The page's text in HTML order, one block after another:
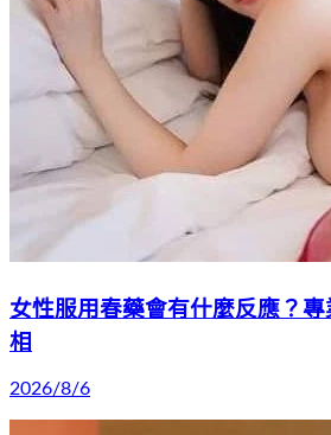
女性服用春藥會有什麼反應？
相
2026/8/6